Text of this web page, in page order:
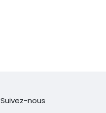
Suivez-nous